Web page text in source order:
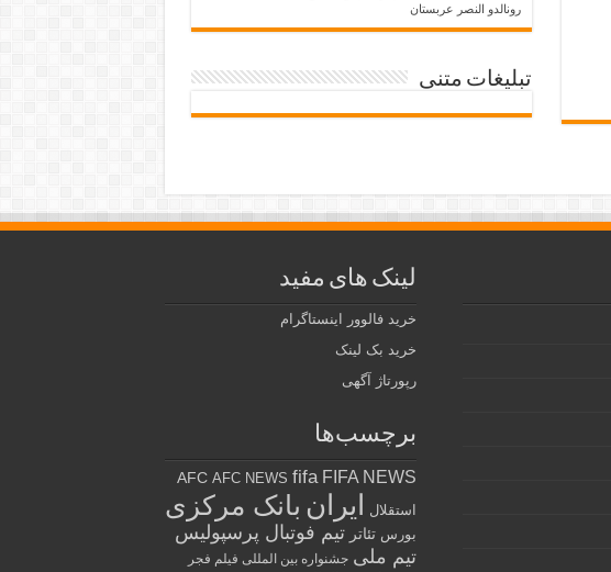
رونالدو النصر عربستان
تبلیغات متنی
لینک های مفید
خرید فالوور اینستاگرام
خرید بک لینک
رپورتاژ آگهی
برچسب‌ها
AFC AFC NEWS fifa FIFA NEWS
استقلال ایران بانک مرکزی
بورس تئاتر تیم فوتبال پرسپولیس
تیم ملی جشنواره بین المللی فیلم فجر